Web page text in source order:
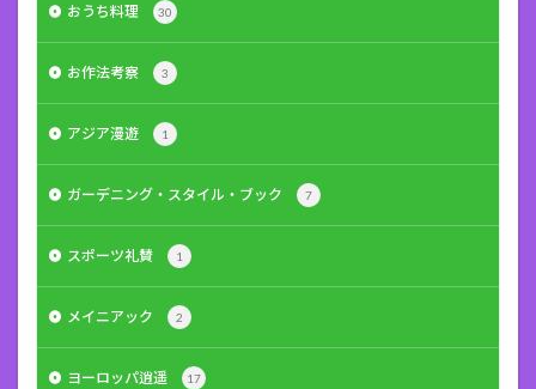
おうち料理 30
お作法考察 3
アジア漫遊 1
ガーデニング・スタイル・ブック 7
スポーツ礼賛 1
メイニアック 2
ヨーロッパ逍遥 17